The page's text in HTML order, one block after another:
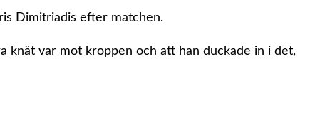
Dimitriadis efter matchen.
knät var mot kroppen och att han duckade in i det,